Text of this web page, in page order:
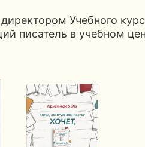
Учебного
писатель в учебном